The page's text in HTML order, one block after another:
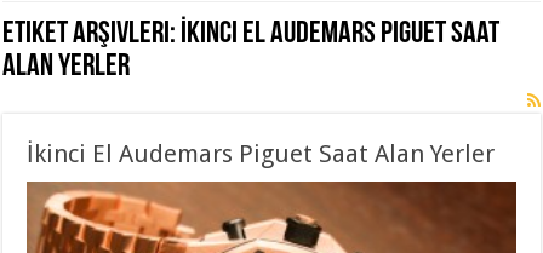
Etiket Arşivleri: İkinci El Audemars Piguet Saat
Alan Yerler
İkinci El Audemars Piguet Saat Alan Yerler